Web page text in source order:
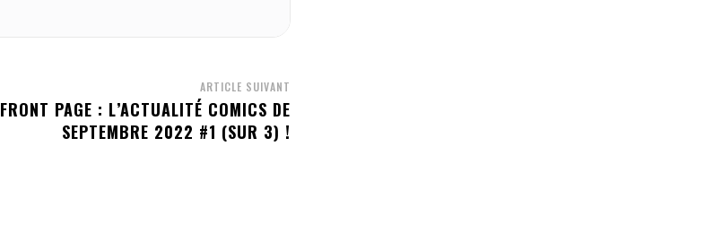
ARTICLE SUIVANT
FRONT PAGE : L’ACTUALITÉ COMICS DE
SEPTEMBRE 2022 #1 (SUR 3) !